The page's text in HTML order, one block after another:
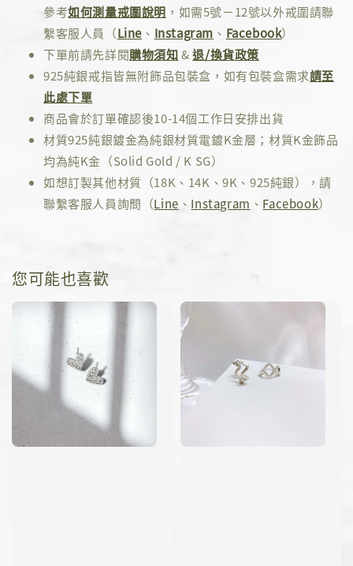
參考如何測量戒圍說明 ，如需5號－12號以外戒圍請聯
繫客服人員（Line 、 Instagram 、 Facebook）
下單前請先詳閱購物須知&退/換貨政策
925純銀戒指皆無附飾品包裝盒，如有包裝盒需求請至
此處下單
商品會於訂單確認後10-14個工作日安排出貨
材質925純銀鍍金為純銀材質電鍍K金層；材質K金飾品
均為純K金（Solid Gold / K SG）
如想訂製其他材質（18K、14K、9K、925純銀），請
聯繫客服人員詢問（Line 、 Instagram 、 Facebook）
您可能也喜歡